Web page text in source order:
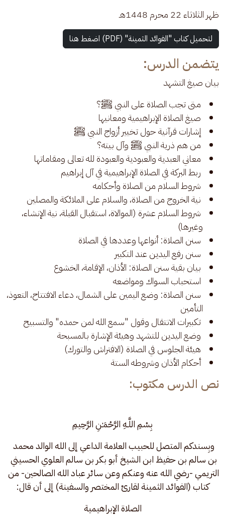
ظهر الثلاثاء 22 محرم 1448هـ
لتحميل كتاب "الفوائد الثمينة" (PDF) اضغط هنا
يتضمن الدرس:
بيان صيغ التشهد
متى تجب الصلاة على النبي ﷺ؟
صيغ الصلاة الإبراهيمية ومعانيها
إشارات قرآنية حول تخيير أزواج النبي ﷺ
من هم ذرية النبي ﷺ وآل بيته؟
معاني العبدية والعبودية والعبودة لله تعالى ومقاماتها
ربط البركة في الصلاة الإبراهيمية في آل إبراهيم
شروط السلام من الصلاة وأحكامه
نية الخروج من الصلاة، والسلام على الملائكة والمصلين
شروط السلام عشرة (الموالاة، استقبال القبلة، نية الإنشاء،
وغيرها)
سنن الصلاة: أنواعها وعددها في الصلاة
سنن رفع اليدين عند التكبير
بيان بقية سنن الصلاة: الأذان، الإقامة، الخشوع
استحباب السواك ومواضعه
سنن الصلاة: وضع اليمين على الشمال، دعاء الافتتاح، التعوذ،
التأمين
تكبيرات الانتقال وقول "سمع الله لمن حمده" والتسبيح
وضع اليدين للتشهد وهيئة الإشارة بالمسبحة
هيئة الجلوس في الصلاة (الافتراش والتورك)
أحكام الأذان وشروطه الستة
نص الدرس مكتوب:
بِسْمِ اللَّـهِ الرَّحْمَـٰنِ الرَّحِيمِ
وبِسندكم المتصل للحبيب العلامة الداعي إلى الله الوالد محمد
بن سالم بن حفيظ ابن الشيخ أبو بكر بن سالم العلوي الحسيني
التريمي -رضي الله عنه وعنكم وعن سائر عباد الله الصالحين- من
كتاب (الفوائد الثمينة لقارئ المختصر والسفينة) إلى أن قال:
الصلاة الإبراهيمية